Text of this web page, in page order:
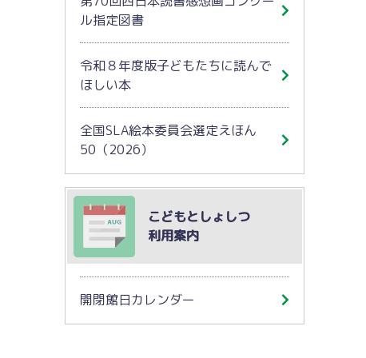
ル指定図書
令和８年度版子どもたちに読んで
ほしい本
全国SLA絵本委員会選定えほん
50（2026）
こどもとしょしつ
利用案内
開閉館日カレンダー